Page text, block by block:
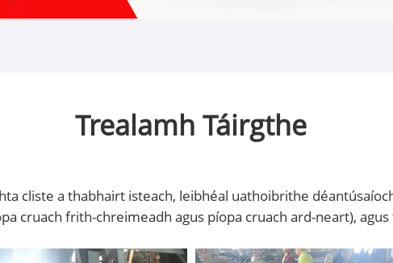
Trealamh Táirgthe
cliste a thabhairt isteach, leibhéal uathoibrithe
cruach frith-chreimeadh agus píopa cruach ard-neart),